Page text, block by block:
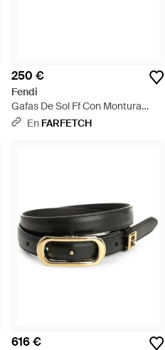
250 €
Fendi
Gafas De Sol Ff Con Montura
Rectangular - Negro
En FARFETCH
616 €